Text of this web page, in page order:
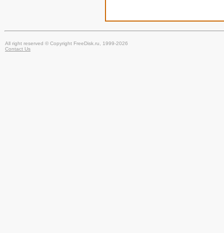
All right reserved © Copyright FreeDisk.ru, 1999-2026
Contact Us